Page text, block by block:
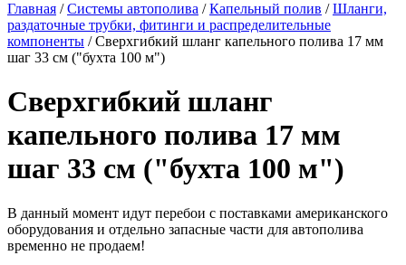
Главная /Системы автополива /Капельный полив /Шланги,
раздаточные трубки, фитинги и распределительные
компоненты / Сверхгибкий шланг капельного полива 17 мм
шаг 33 см ("бухта 100 м")
Сверхгибкий шланг
капельного полива 17 мм
шаг 33 см ("бухта 100 м")
В данный момент идут перебои с поставками американского
оборудования и отдельно запасные части для автополива
временно не продаем!